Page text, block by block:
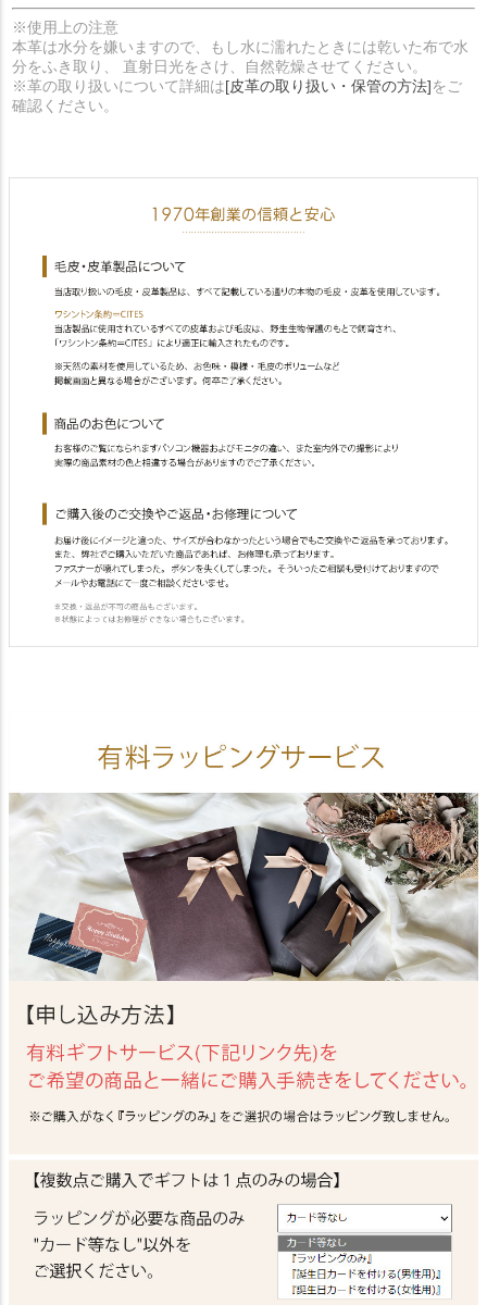
※使用上の注意
本革は水分を嫌いますので、もし水に濡れたときには乾いた布で水
分をふき取り、 直射日光をさけ、自然乾燥させてください。
※革の取り扱いについて詳細は[皮革の取り扱い・保管の方法]をご
確認ください。